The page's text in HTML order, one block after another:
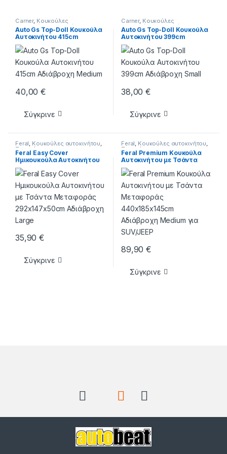
Carner, Κουκούλες
αυτοκινήτου Περιποίηση
Auto Gs Top-Doll Κουκούλα
Αυτοκινήτου 415cm
Αδιάβροχη Medium
40,00€
Σύγκρινε
Carner, Κουκούλες
αυτοκινήτου Περιποίηση
Auto Gs Top-Doll Κουκούλα
Αυτοκινήτου 399cm
Αδιάβροχη Small
38,00€
Σύγκρινε
Feral, Κουκούλες αυτοκινήτου,
Περιποίηση
Feral Easy Cover
Ημικουκούλα Αυτοκινήτου
με Τσάντα Μεταφοράς
292x147x50cm Αδιάβροχη
Large
35,90€
Σύγκρινε
Feral, Κουκούλες αυτοκινήτου,
Περιποίηση
Feral Premium Κουκούλα
Αυτοκινήτου με Τσάντα
Μεταφοράς
440x185x145cm Αδιάβροχη
Medium για SUV/JEEP
89,90€
Σύγκρινε